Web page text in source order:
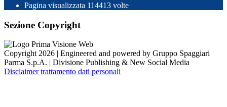
Pagina visualizzata 114413 volte
Sezione Copyright
Copyright 2026 | Engineered and powered by Gruppo Spaggiari
Parma S.p.A. | Divisione Publishing & New Social Media
Disclaimer trattamento dati personali